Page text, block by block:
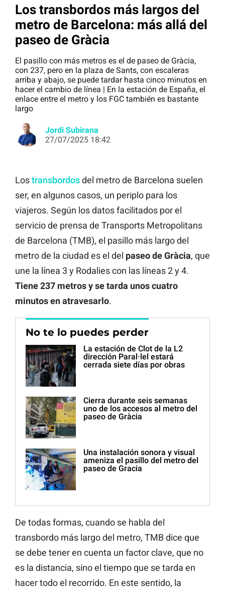
Los transbordos más largos del
metro de Barcelona: más allá del
paseo de Gràcia
El pasillo con más metros es el de paseo de Gràcia,
con 237, pero en la plaza de Sants, con escaleras
arriba y abajo, se puede tardar hasta cinco minutos en
hacer el cambio de línea | En la estación de España, el
enlace entre el metro y los FGC también es bastante
largo
Jordi Subirana
27/07/2025 18:42
Lostransbordosdel metro de Barcelona suelen
ser, en algunos casos, un periplo para los
viajeros. Según los datos facilitados por el
servicio de prensa de Transports Metropolitans
de Barcelona (TMB), el pasillo más largo del
metro de la ciudad es el del paseo de Gràcia, que
une la línea 3 y Rodalies con las líneas 2 y 4.
Tiene 237 metros y se tarda unos cuatro
minutos en atravesarlo.
No te lo puedes perder
La estación de Clot de la L2
dirección Paral·lel estará
cerrada siete días por obras
Cierra durante seis semanas
uno de los accesos al metro del
paseo de Gràcia
Una instalación sonora y visual
ameniza el pasillo del metro del
paseo de Gracia
De todas formas, cuando se habla del
transbordo más largo del metro, TMB dice que
se debe tener en cuenta un factor clave, que no
es la distancia, sino el tiempo que se tarda en
hacer todo el recorrido. En este sentido, la